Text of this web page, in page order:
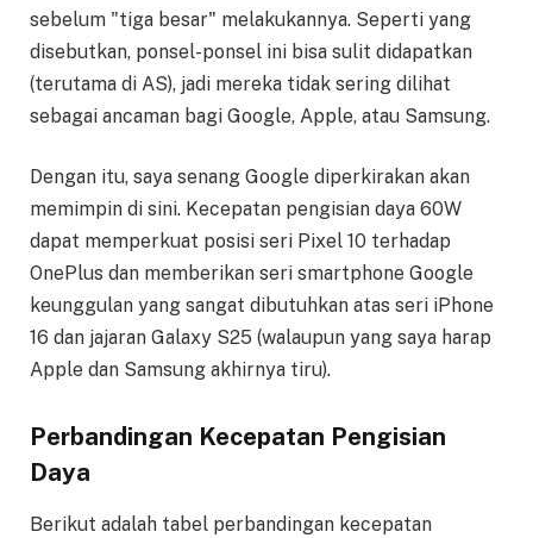
sebelum "tiga besar" melakukannya. Seperti yang
disebutkan, ponsel-ponsel ini bisa sulit didapatkan
(terutama di AS), jadi mereka tidak sering dilihat
sebagai ancaman bagi Google, Apple, atau Samsung.
Dengan itu, saya senang Google diperkirakan akan
memimpin di sini. Kecepatan pengisian daya 60W
dapat memperkuat posisi seri Pixel 10 terhadap
OnePlus dan memberikan seri smartphone Google
keunggulan yang sangat dibutuhkan atas seri iPhone
16 dan jajaran Galaxy S25 (walaupun yang saya harap
Apple dan Samsung akhirnya tiru).
Perbandingan Kecepatan Pengisian
Daya
Berikut adalah tabel perbandingan kecepatan